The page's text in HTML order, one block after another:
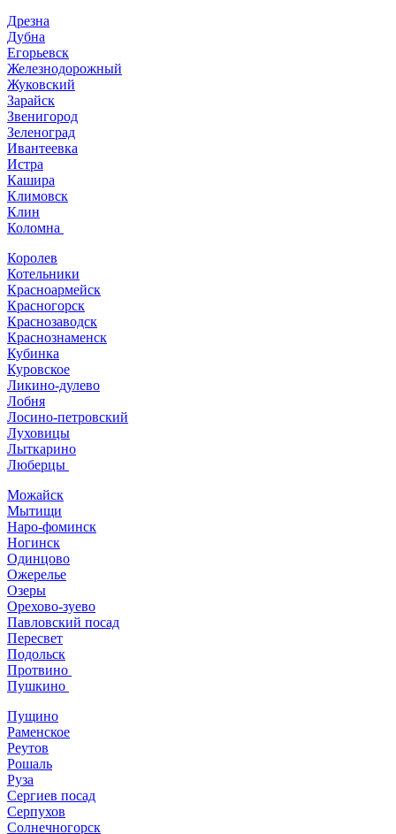
Дрезна
Дубна
Егорьевск
Железнодорожный
Жуковский
Зарайск
Звенигород
Зеленоград
Ивантеевка
Истра
Кашира
Климовск
Клин
Коломна
Королев
Котельники
Красноармейск
Красногорск
Краснозаводск
Краснознаменск
Кубинка
Куровское
Ликино-дулево
Лобня
Лосино-петровский
Луховицы
Лыткарино
Люберцы
Можайск
Мытищи
Наро-фоминск
Ногинск
Одинцово
Ожерелье
Озеры
Орехово-зуево
Павловский посад
Пересвет
Подольск
Протвино
Пушкино
Пущино
Раменское
Реутов
Рошаль
Руза
Сергиев посад
Серпухов
Солнечногорск